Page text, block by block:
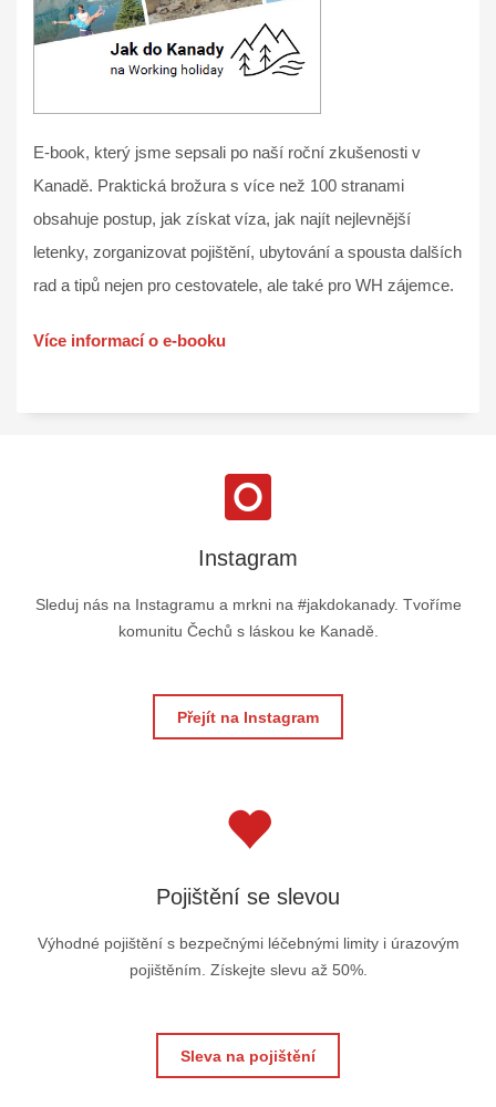
E-book, který jsme sepsali po naší roční zkušenosti v
Kanadě. Praktická brožura s více než 100 stranami
obsahuje postup, jak získat víza, jak najít nejlevnější
letenky, zorganizovat pojištění, ubytování a spousta dalších
rad a tipů nejen pro cestovatele, ale také pro WH zájemce.
Více informací o e-booku
Instagram
Sleduj nás na Instagramu a mrkni na #jakdokanady. Tvoříme
komunitu Čechů s láskou ke Kanadě.
Přejít na Instagram
Pojištění se slevou
Výhodné pojištění s bezpečnými léčebnými limity i úrazovým
pojištěním. Získejte slevu až 50%.
Sleva na pojištění